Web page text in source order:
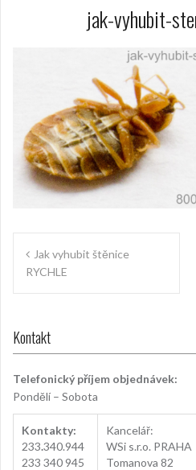
jak-vyhubit-
Navigace
proJak vyhubit štěnice
RYCHLE
Kontakt
Telefonický příjem objednávek:
Pondělí – Sobota
Kontakty:
233.340.944
233 340 945
Kancelář:
WSi s.r.o. PRAHA
Tomanova 82